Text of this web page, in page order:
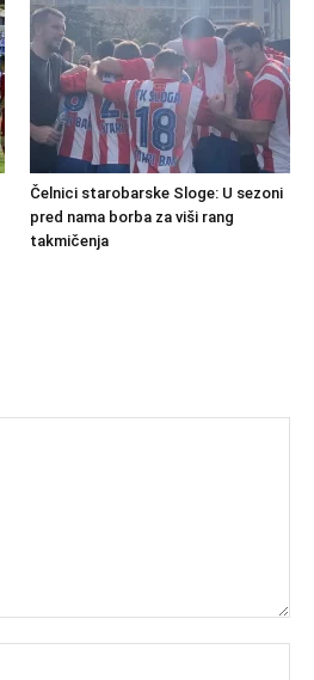
Čelnici starobarske Sloge: U sezoni
pred nama borba za viši rang
takmičenja